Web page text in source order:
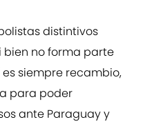
distintivos
bien no forma parte
siempre recambio,
para poder
ante Paraguay y